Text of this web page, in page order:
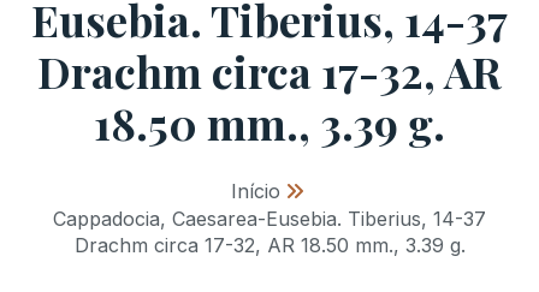
Eusebia. Tiberius, 14-37
Drachm circa 17-32, AR
18.50 mm., 3.39 g.
Início »
Cappadocia, Caesarea-Eusebia. Tiberius, 14-37
Drachm circa 17-32, AR 18.50 mm., 3.39 g.